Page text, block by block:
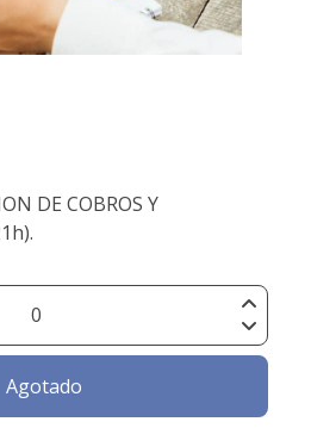
DE COBROS Y
Agotado